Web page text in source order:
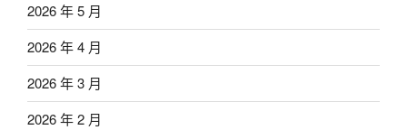
2026 年 5 月
2026 年 4 月
2026 年 3 月
2026 年 2 月